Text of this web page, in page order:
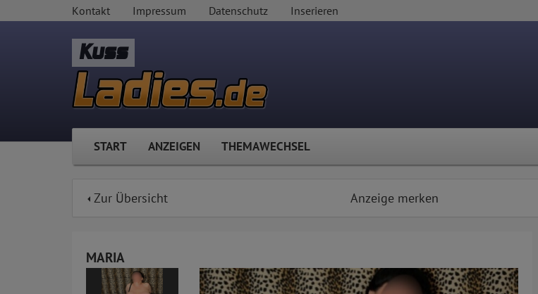
Kontakt Impressum Datenschutz Inserieren
Kuss
START ANZEIGEN THEMAWECHSEL
Zur Übersicht Anzeige merken
MARIA